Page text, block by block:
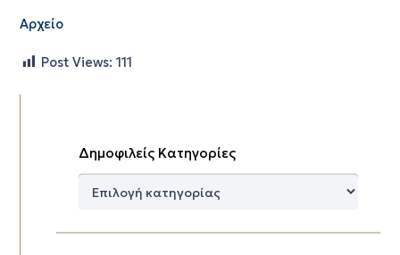
Αρχείο
Post Views: 111
Δημοφιλείς Κατηγορίες
Δημοφιλείς